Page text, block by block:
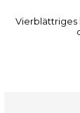
vierblättriges kleeblatt-tennis-halsband für